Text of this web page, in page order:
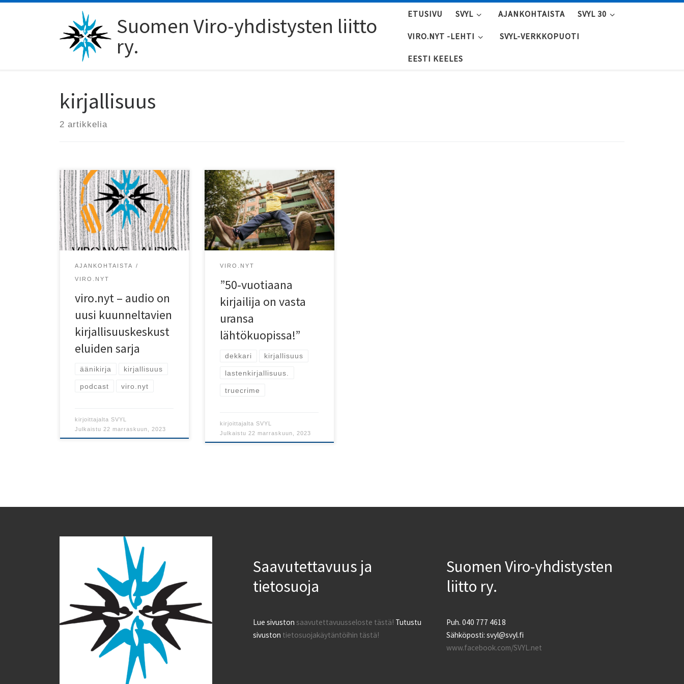
Suomen Viro-yhdistysten liitto
ry.
ETUSIVU SVYL AJANKOHTAISTA SVYL 30
VIRO.NYT -LEHTI SVYL-VERKKOPUOTI
EESTI KEELES
kirjallisuus
2 artikkelia
viro.nyt – audio on uusi
kuunneltavien
kirjallisuuskeskusteluiden sarja!
AJANKOHTAISTA
VIRO.NYT
viro.nyt – audio on
uusi kuunneltavien
kirjallisuuskeskust
eluiden sarja
äänikirja kirjallisuus
podcast viro.nyt
kirjoittajaltaSVYL
Julkaistu 22 marraskuun, 2023
Mika Keräsen ja Antto Terraksen
50-vuotishaastattelun voi
kuunnella myös osoitteessa
soundcloud.com/svyl-svyl
VIRO.NYT
”50-vuotiaana
kirjailija on vasta
uransa
lähtökuopissa!”
dekkari kirjallisuus
lastenkirjallisuus.
truecrime
kirjoittajaltaSVYL
Julkaistu 22 marraskuun, 2023
Saavutettavuus ja
tietosuoja
Lue sivuston saavutettavuusseloste tästä! Tutustu
sivuston tietosuojakäytäntöihin tästä!
Suomen Viro-yhdistysten
liitto ry.
Puh. 040 777 4618
Sähköposti: svyl@svyl.fi
www.facebook.com/SVYL.net